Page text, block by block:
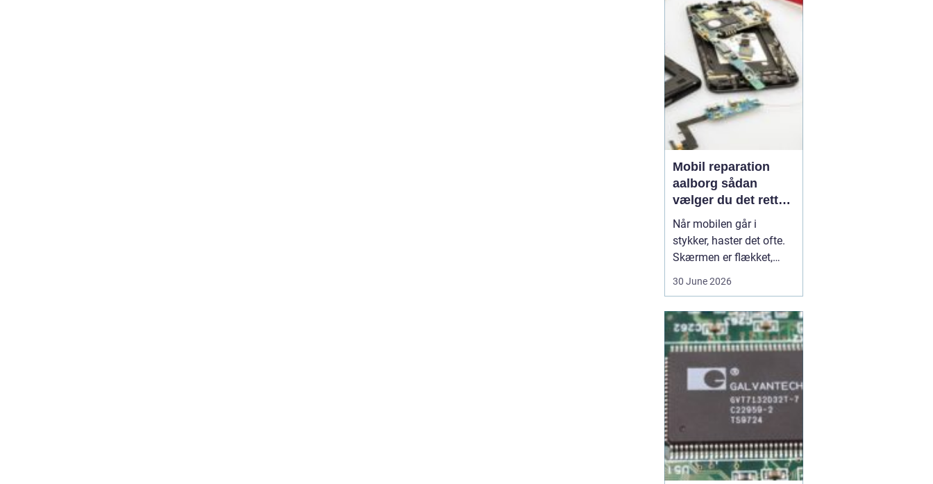
erhvervsbygninger til at
fremstå velholdte og
giver et bedre indeklima.
Flere boligejere og
virksomheder vælger
derfor at bruge en
professionel01 July
2026
Mobil reparation
aalborg sådan
vælger du det rette
værksted
Når mobilen går i
stykker, haster det ofte.
Skærmen er flækket,
Aalborg er der flere
værksteder at vælge
imellem, og det kan være
svært at gennemskue,
hvem der faktisk leverer
30 June 2026